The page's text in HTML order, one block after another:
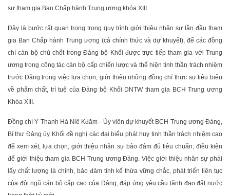
sự tham gia Ban Chấp hành Trung ương khóa XIII.
Đây là bước rất quan trọng trong quy trình giới thiệu nhân sự lần đầu tham
gia Ban Chấp hành Trung ương (cả chính thức và dự khuyết), để các đồng
chí cán bộ chủ chốt trong Đảng bộ Khối được trực tiếp tham gia với Trung
ương trong công tác cán bộ cấp chiến lược và thể hiện tinh thần trách nhiệm
trước Đảng trong việc lựa chọn, giới thiệu những đồng chí thực sự tiêu biểu
về phẩm chất, trí tuệ của Đảng bộ Khối DNTW tham gia BCH Trung ương
Khóa XIII.
Đồng chí Y Thanh Hà Niê Kđăm - Ủy viên dự khuyết BCH Trung ương Đảng,
Bí thư Đảng ủy Khối đề nghị các đại biểu phát huy tinh thần trách nhiệm cao
để xem xét, lựa chọn, giới thiệu nhân sự bảo đảm đủ tiêu chuẩn, điều kiện
để giới thiệu tham gia BCH Trung ương Đảng. Việc giới thiệu nhân sự phải
lấy chất lượng là chính, bảo đảm tính kế thừa vững chắc, phát triển liên tục
của đội ngũ cán bộ cấp cao của Đảng, đáp ứng yêu cầu lãnh đạo đất nước